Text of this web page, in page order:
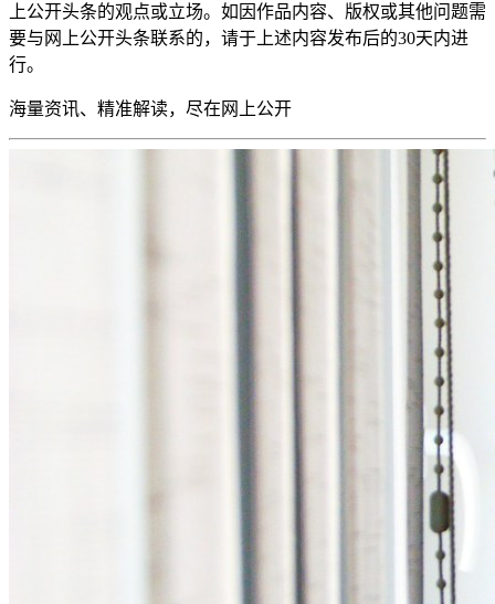
上公开头条的观点或立场。如因作品内容、版权或其他问题需
要与 网上公开头条联系的，请于上述内容发布后的30天内进
行。
海量资讯、精准解读，尽在 网上公开